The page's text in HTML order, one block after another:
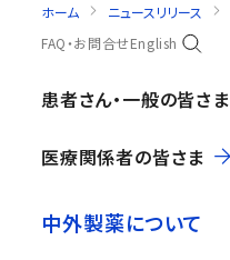
ホーム ニュースリリース
FAQ・お問合せEnglish
患者さん・一般の皆さま
医療関係者の皆さま
中外製薬について